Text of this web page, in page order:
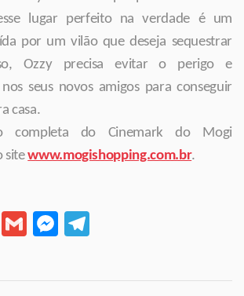
lugar perfeito na verdade é um
por um vilão que deseja sequestrar
Ozzy precisa evitar o perigo e
seus novos amigos para conseguir
casa.
completa do Cinemark do Mogi
sitewww.mogishopping.com.br.
Pinterest
GmailMessenger